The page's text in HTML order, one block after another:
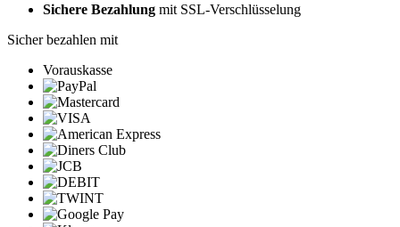
Sichere Bezahlung mit SSL-Verschlüsselung
Sicher bezahlen mit
Vorauskasse